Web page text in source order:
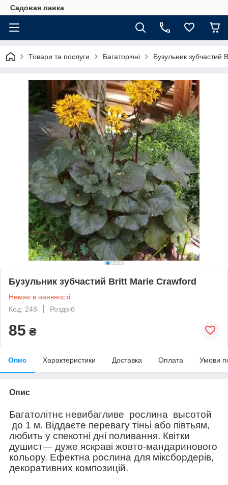
Садовая лавка
Товари та послуги Багаторічні Бузульник зубчастий
Бузульник зубчастий Britt Marie Crawford
Немає в наявності
Код: 248
Роздріб
85 ₴
Опис Характеристики Доставка Оплата Умови
Опис
Багатолітнє невибагливе рослина высотой
до 1 м. Віддаєте перевагу тіньі або півтьям,
любить у спекотні дні поливання. Квітки
душист— дуже яскраві жовто-мандаринового
кольору. Ефектна рослина для міксбордерів,
декоративних композицій.